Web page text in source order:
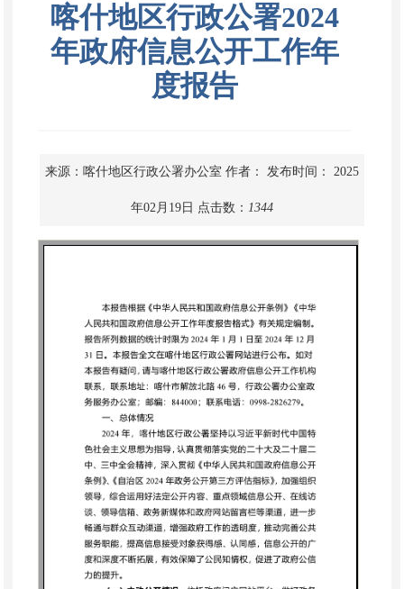
喀什地区行政公署2024
年政府信息公开工作年
度报告
来源：喀什地区行政公署办公室 作者： 发布时间： 2025
年02月19日 点击数： 1344